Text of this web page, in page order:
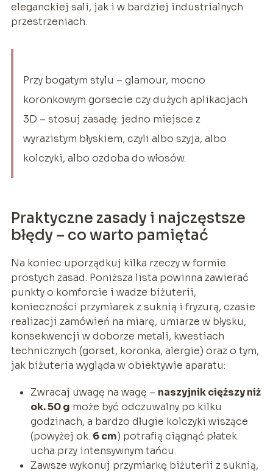
eleganckiej sali, jak i w bardziej industrialnych
przestrzeniach.
Przy bogatym stylu – glamour, mocno
koronkowym gorsecie czy dużych aplikacjach
3D – stosuj zasadę: jedno miejsce z
wyrazistym błyskiem, czyli albo szyja, albo
kolczyki, albo ozdoba do włosów.
Praktyczne zasady i najczęstsze
błędy – co warto pamiętać
Na koniec uporządkuj kilka rzeczy w formie
prostych zasad. Poniższa lista powinna zawierać
punkty o komforcie i wadze biżuterii,
konieczności przymiarek z suknią i fryzurą, czasie
realizacji zamówień na miarę, umiarze w błysku,
konsekwencji w doborze metali, kwestiach
technicznych (gorset, koronka, alergie) oraz o tym,
jak biżuteria wygląda w obiektywie aparatu:
Zwracaj uwagę na wagę – naszyjnik cięższy niż
ok. 50 g może być odczuwalny po kilku
godzinach, a bardzo długie kolczyki wiszące
(powyżej ok. 6 cm) potrafią ciągnąć płatek
ucha przy intensywnym tańcu.
Zawsze wykonuj przymiarkę biżuterii z suknią,